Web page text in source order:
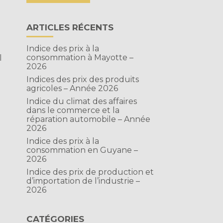
ARTICLES RÉCENTS
Indice des prix à la
consommation à Mayotte –
2026
Indices des prix des produits
agricoles – Année 2026
Indice du climat des affaires
dans le commerce et la
réparation automobile – Année
2026
Indice des prix à la
consommation en Guyane –
2026
Indice des prix de production et
d’importation de l’industrie –
2026
CATÉGORIES